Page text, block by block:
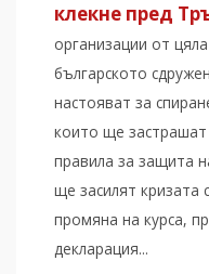
клекне пред
организации от
българското
настояват за
които ще
правила за защита
ще засилят кризата
промяна на курса,
декларация...